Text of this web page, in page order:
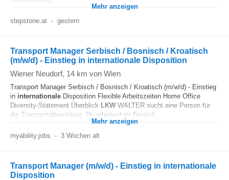
Mehr anzeigen
stepstone.at - gestern
Transport Manager Serbisch / Bosnisch / Kroatisch
(m/w/d) - Einstieg in internationale Disposition
Wiener Neudorf, 14 km von Wien
Transport Manager Serbisch / Bosnisch / Kroatisch (m/w/d) - Einstieg
in internationale Disposition Flexible Arbeitszeiten Home Office
Diversity-Statement Überblick LKW WALTER sucht eine Person für
die Transportabwicklung. Du arbeitest im Bereich...
Mehr anzeigen
myability.jobs - 3 Wochen alt
Transport Manager (m/w/d) - Einstieg in internationale
Disposition